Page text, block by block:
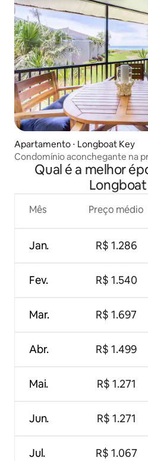
Apartamento ⋅ Longboat Key
Condomínio aconchegante na
Qual é a melhor
Longboat
Mês
Jan.
Fev.
Mar.
Abr.
Mai.
Jun.
Jul.
Preço médio
R$ 1.286
R$ 1.540
R$ 1.697
R$ 1.499
R$ 1.271
R$ 1.271
R$ 1.067